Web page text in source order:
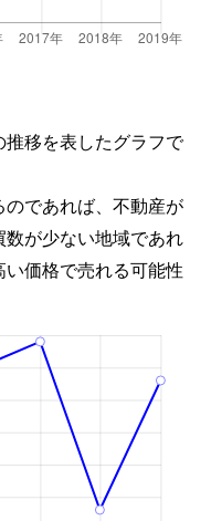
移を表したグラフで
であれば、不動産が
が少ない地域であれ
価格で売れる可能性